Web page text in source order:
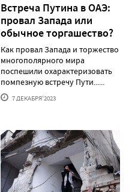
Встреча Путина в ОАЭ:
провал Запада или
обычное торгашество?
Как провал Запада и торжество
многополярного мира
поспешили охарактеризовать
помпезную встречу Пути......
7 ДЕКАБРЯ'2023